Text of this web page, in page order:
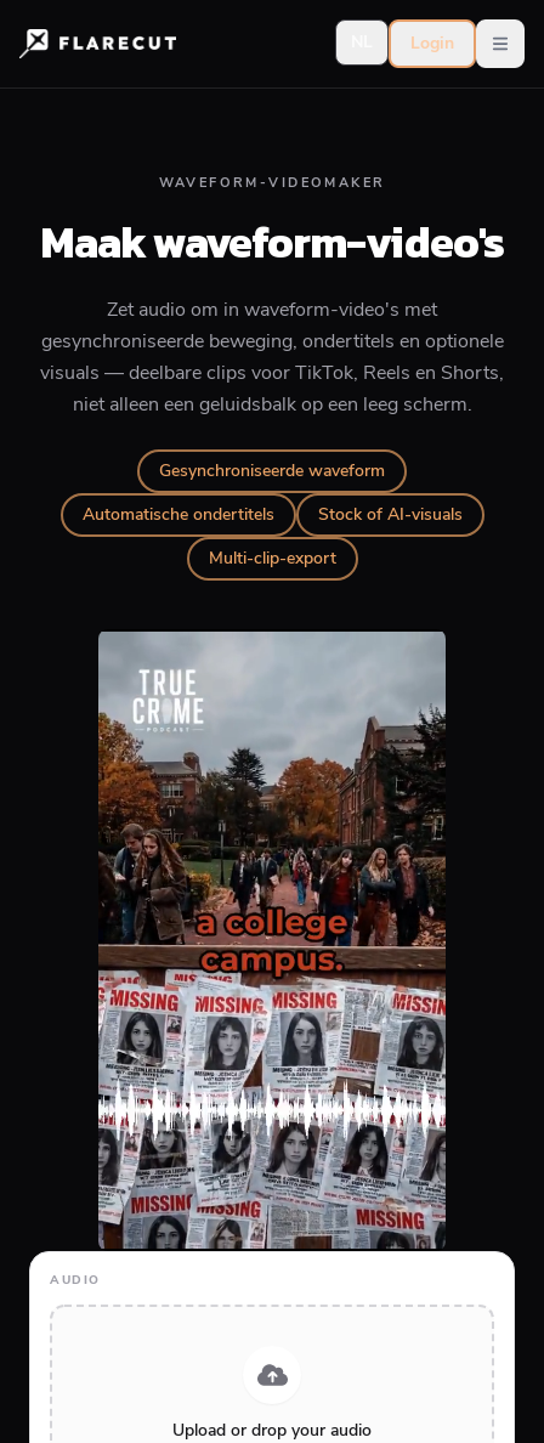
Login
WAVEFORM-VIDEOMAKER
Maak waveform-video's
Zet audio om in waveform-video's met
gesynchroniseerde beweging, ondertitels en optionele
visuals — deelbare clips voor TikTok, Reels en Shorts,
niet alleen een geluidsbalk op een leeg scherm.
Gesynchroniseerde waveform
Automatische ondertitels
Stock of AI-visuals
Multi-clip-export
AUDIO
Upload or drop your audio